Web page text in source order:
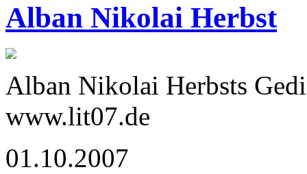
Alban Nikolai Herbst
Alban Nikolai Herbsts
www.lit07.de
01.10.2007